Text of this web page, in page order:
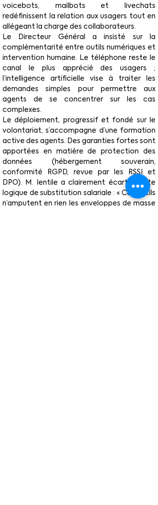
voicebots, mailbots et livechats
redéfinissent la relation aux usagers tout en
allégeant la charge des collaborateurs.
Le Directeur Général a insisté sur la
complémentarité entre outils numériques et
intervention humaine. Le téléphone reste le
canal le plus apprécié des usagers ;
l’intelligence artificielle vise à traiter les
demandes simples pour permettre aux
agents de se concentrer sur les cas
complexes.
Le déploiement, progressif et fondé sur le
volontariat, s’accompagne d’une formation
active des agents. Des garanties fortes sont
apportées en matière de protection des
données (hébergement souverain,
conformité RGPD, revue par les RSSI et
DPO). M. Ientile a clairement écarté toute
logique de substitution salariale : « Ces outils
n’amputent en rien les enveloppes de masse